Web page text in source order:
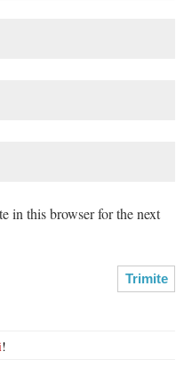
in this browser for the next
!